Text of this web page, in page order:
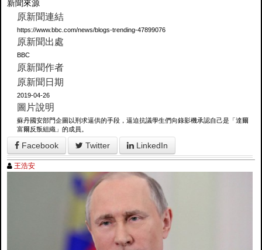
新聞來源
原新聞連結
https://www.bbc.com/news/blogs-trending-47899076
原新聞出處
BBC
原新聞作者
原新聞日期
2019-04-26
圖片說明
蘇丹國安部門企圖以刑求逼供的手段，逼迫抗議學生們向錄影機承認自己是「達爾
富爾反叛組織」的成員。
Facebook Twitter LinkedIn
王浩安